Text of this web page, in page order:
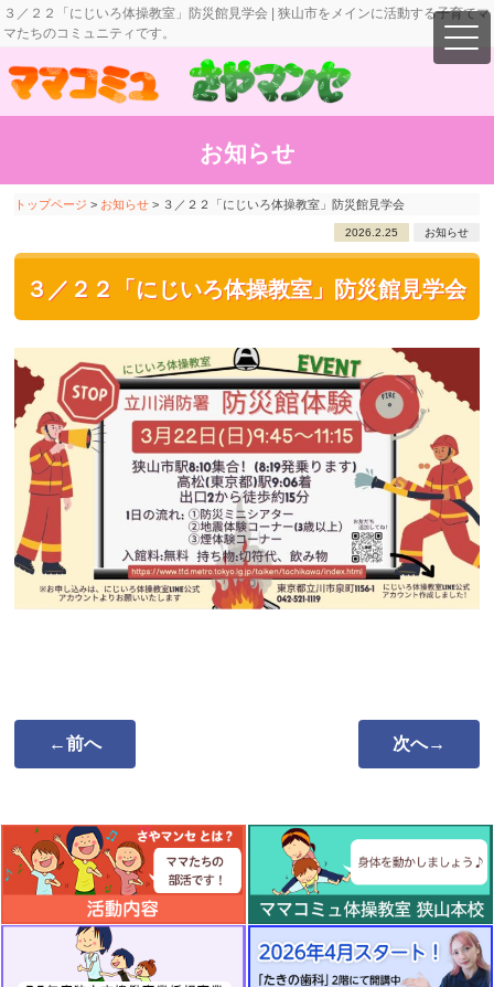
３／２２「にじいろ体操教室」防災館見学会 | 狭山市をメインに活動する子育てマ
マたちのコミュニティです。
お知らせ
トップページ > お知らせ > ３／２２「にじいろ体操教室」防災館見学会
2026.2.25 お知らせ
３／２２「にじいろ体操教室」防災館見学会
←前へ 次へ→